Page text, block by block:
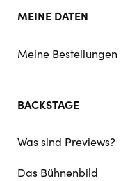
MEINE DATEN
Meine Bestellungen
BACKSTAGE
Was sind Previews?
Das Bühnenbild